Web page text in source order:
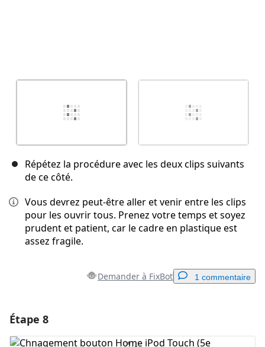
Répétez la procédure avec les deux clips suivants
de ce côté.
Vous devrez peut-être aller et venir entre les clips
pour les ouvrir tous. Prenez votre temps et soyez
prudent et patient, car le cadre en plastique est
assez fragile.
Demander à FixBot 1 commentaire
Étape 8